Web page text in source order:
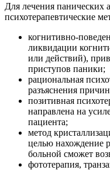
Для лечения панических
психотерапевтические
когнитивно-
ликвидации
или действий),
приступов паники;
рациональная
разъяснения
позитивная
направлена на
пациента;
метод
целью нахождение
больной сможет
фототерапия,